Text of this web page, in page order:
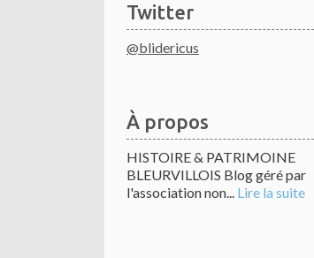
Twitter
@blidericus
À propos
HISTOIRE & PATRIMOINE
BLEURVILLOIS Blog géré par
l'association non... Lire la suite